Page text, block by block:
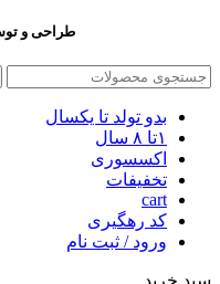
طراحی و
بدو تولد تا یکسال
۱تا ۸ سال
اکسسوری
تخفیفات
cart
کد رهگیری
ورود / ثبت نام